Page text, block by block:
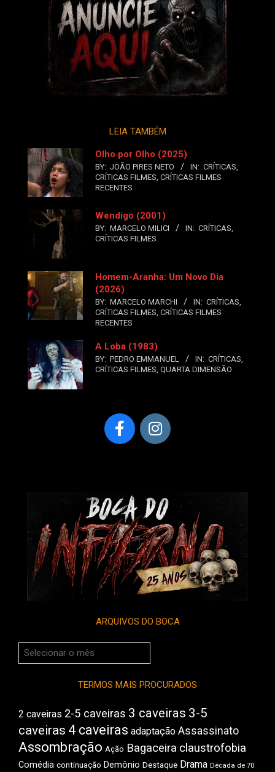
LEIA TAMBÉM
Olho por Olho (2025)
BY: JOÃO PIRES NETO IN: CRÍTICAS,
CRÍTICAS FILMES, CRÍTICAS FILMES
RECENTES
Wendigo (2001)
BY: MARCELO MILICI IN: CRÍTICAS,
CRÍTICAS FILMES
Homem-Aranha: Um Novo Dia
(2026)
BY: MARCELO MARCHI IN: CRÍTICAS,
CRÍTICAS FILMES, CRÍTICAS FILMES
RECENTES
A Loba (1983)
BY: PEDRO EMMANUEL IN: CRÍTICAS,
CRÍTICAS FILMES, QUARTA DIMENSÃO
ARQUIVOS DO BOCA
Arquivos
do
TERMOS MAIS PROCURADOS
2 caveiras 2-5 caveiras 3 caveiras 3-5
caveiras 4 caveiras adaptação Assassinato
Assombração Ação Bagaceira claustrofobia
Comédia continuação Demônio Destaque Drama Década de 70